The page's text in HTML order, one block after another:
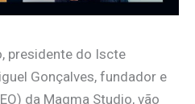
presidente do Iscte
Gonçalves, fundador e
da Magma Studio, vão